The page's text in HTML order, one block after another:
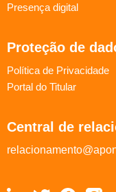
Presença digital
Proteção de
Política de Privacidade
Portal do Titular
Central de